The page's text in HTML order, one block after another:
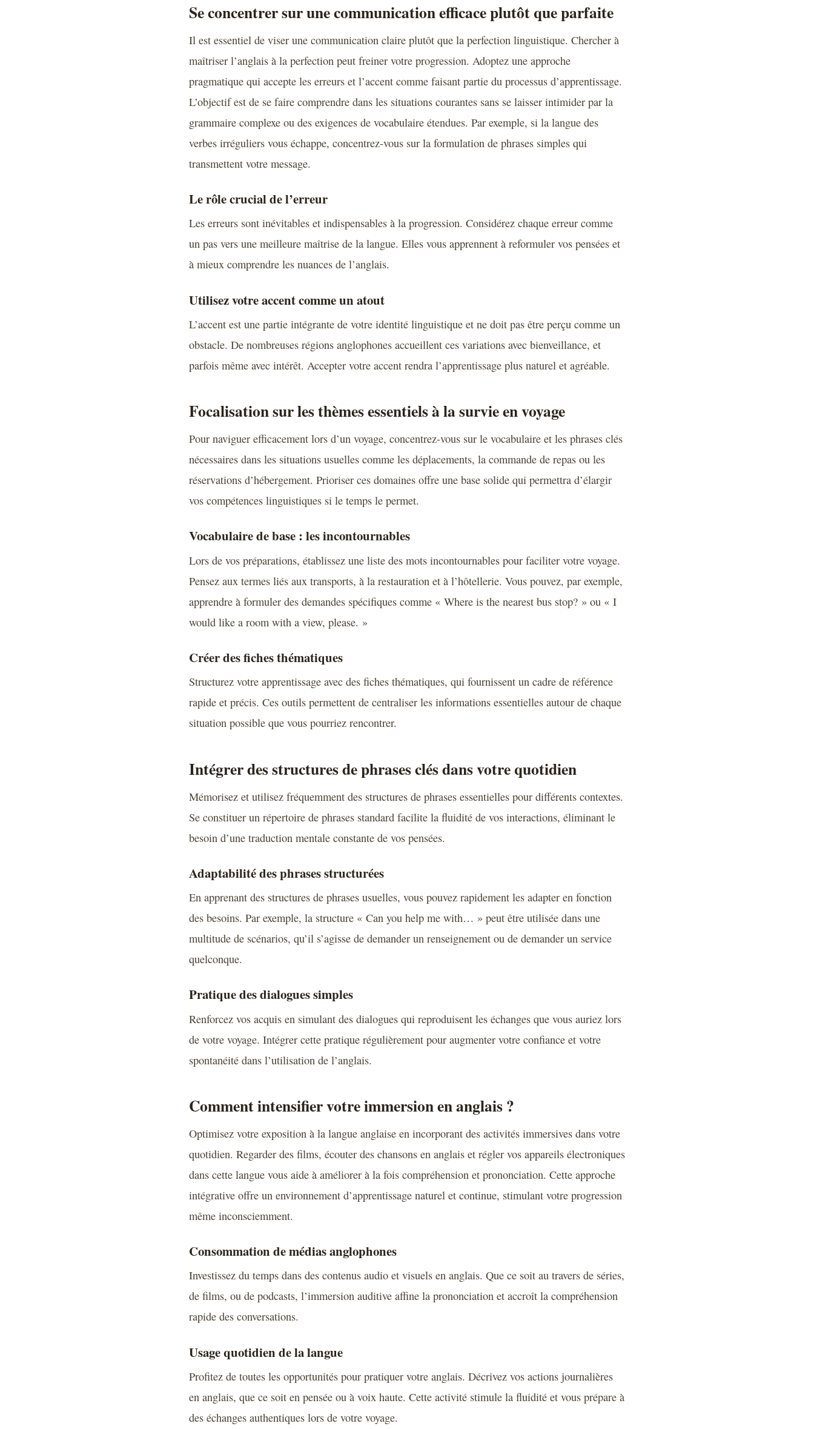
Se concentrer sur une communication efficace plutôt que parfaite
Il est essentiel de viser une communication claire plutôt que la perfection linguistique. Chercher à
maîtriser l’anglais à la perfection peut freiner votre progression. Adoptez une approche
pragmatique qui accepte les erreurs et l’accent comme faisant partie du processus d’apprentissage.
L’objectif est de se faire comprendre dans les situations courantes sans se laisser intimider par la
grammaire complexe ou des exigences de vocabulaire étendues. Par exemple, si la langue des
verbes irréguliers vous échappe, concentrez-vous sur la formulation de phrases simples qui
transmettent votre message.
Le rôle crucial de l’erreur
Les erreurs sont inévitables et indispensables à la progression. Considérez chaque erreur comme
un pas vers une meilleure maîtrise de la langue. Elles vous apprennent à reformuler vos pensées et
à mieux comprendre les nuances de l’anglais.
Utilisez votre accent comme un atout
L’accent est une partie intégrante de votre identité linguistique et ne doit pas être perçu comme un
obstacle. De nombreuses régions anglophones accueillent ces variations avec bienveillance, et
parfois même avec intérêt. Accepter votre accent rendra l’apprentissage plus naturel et agréable.
Focalisation sur les thèmes essentiels à la survie en voyage
Pour naviguer efficacement lors d’un voyage, concentrez-vous sur le vocabulaire et les phrases clés
nécessaires dans les situations usuelles comme les déplacements, la commande de repas ou les
réservations d’hébergement. Prioriser ces domaines offre une base solide qui permettra d’élargir
vos compétences linguistiques si le temps le permet.
Vocabulaire de base : les incontournables
Lors de vos préparations, établissez une liste des mots incontournables pour faciliter votre voyage.
Pensez aux termes liés aux transports, à la restauration et à l’hôtellerie. Vous pouvez, par exemple,
apprendre à formuler des demandes spécifiques comme « Where is the nearest bus stop? » ou « I
would like a room with a view, please. »
Créer des fiches thématiques
Structurez votre apprentissage avec des fiches thématiques, qui fournissent un cadre de référence
rapide et précis. Ces outils permettent de centraliser les informations essentielles autour de chaque
situation possible que vous pourriez rencontrer.
Intégrer des structures de phrases clés dans votre quotidien
Mémorisez et utilisez fréquemment des structures de phrases essentielles pour différents contextes.
Se constituer un répertoire de phrases standard facilite la fluidité de vos interactions, éliminant le
besoin d’une traduction mentale constante de vos pensées.
Adaptabilité des phrases structurées
En apprenant des structures de phrases usuelles, vous pouvez rapidement les adapter en fonction
des besoins. Par exemple, la structure « Can you help me with… » peut être utilisée dans une
multitude de scénarios, qu’il s’agisse de demander un renseignement ou de demander un service
quelconque.
Pratique des dialogues simples
Renforcez vos acquis en simulant des dialogues qui reproduisent les échanges que vous auriez lors
de votre voyage. Intégrer cette pratique régulièrement pour augmenter votre confiance et votre
spontanéité dans l’utilisation de l’anglais.
Comment intensifier votre immersion en anglais ?
Optimisez votre exposition à la langue anglaise en incorporant des activités immersives dans votre
quotidien. Regarder des films, écouter des chansons en anglais et régler vos appareils électroniques
dans cette langue vous aide à améliorer à la fois compréhension et prononciation. Cette approche
intégrative offre un environnement d’apprentissage naturel et continue, stimulant votre progression
même inconsciemment.
Consommation de médias anglophones
Investissez du temps dans des contenus audio et visuels en anglais. Que ce soit au travers de séries,
de films, ou de podcasts, l’immersion auditive affine la prononciation et accroît la compréhension
rapide des conversations.
Usage quotidien de la langue
Profitez de toutes les opportunités pour pratiquer votre anglais. Décrivez vos actions journalières
en anglais, que ce soit en pensée ou à voix haute. Cette activité stimule la fluidité et vous prépare à
des échanges authentiques lors de votre voyage.